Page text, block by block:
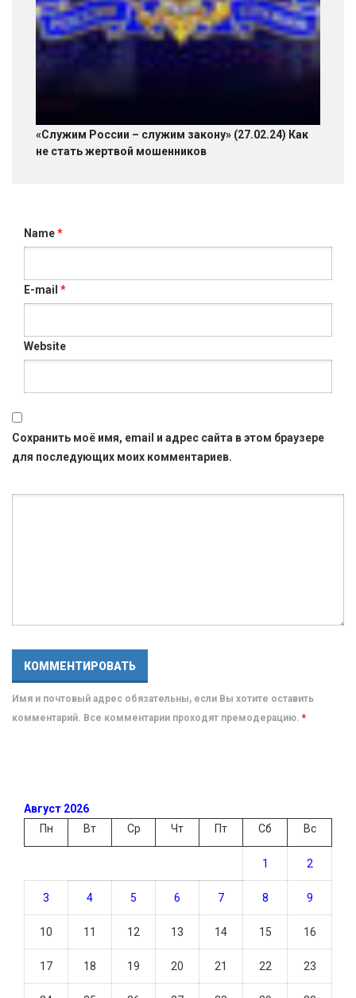
«Служим России – служим закону» (27.02.24) Как
не стать жертвой мошенников
Name*
E-mail *
Website
Сохранить моё имя, email и адрес сайта в этом браузере
для последующих моих комментариев.
Имя и почтовый адрес обязательны, если Вы хотите оставить
комментарий. Все комментарии проходят премодерацию. *
Август 2026
Пн
Вт Ср Чт Пт Сб Вс
1 2
3 4 5 6 7 8 9
10 11 12 13 14 15 16
17 18 19 20 21 22 23